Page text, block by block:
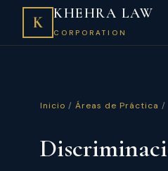
K KHEHRA LAW
CORPORATION
Inicio / Áreas de Práctica /